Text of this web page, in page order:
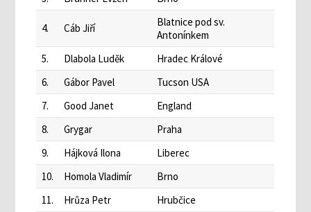
4. Cáb Jiří
Blatnice pod sv.
Antonínkem
5.
Dlabola Luděk
Hradec Králové
6.
Gábor Pavel
Tucson USA
7.
Good Janet
England
8.
Grygar
Praha
9.
Hájková Ilona
Liberec
10.
Homola Vladimír
Brno
11.
Hrůza Petr
Hrubčice